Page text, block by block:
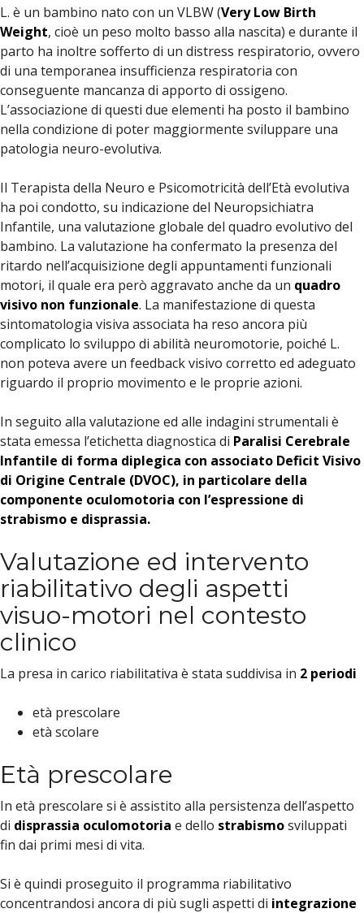
L. è un bambino nato con un VLBW (Very Low Birth
Weight, cioè un peso molto basso alla nascita) e durante il
parto ha inoltre sofferto di un distress respiratorio, ovvero
di una temporanea insufficienza respiratoria con
conseguente mancanza di apporto di ossigeno.
L’associazione di questi due elementi ha posto il bambino
nella condizione di poter maggiormente sviluppare una
patologia neuro-evolutiva.
Il Terapista della Neuro e Psicomotricità dell’Età evolutiva
ha poi condotto, su indicazione del Neuropsichiatra
Infantile, una valutazione globale del quadro evolutivo del
bambino. La valutazione ha confermato la presenza del
ritardo nell’acquisizione degli appuntamenti funzionali
motori, il quale era però aggravato anche da un quadro
visivo non funzionale. La manifestazione di questa
sintomatologia visiva associata ha reso ancora più
complicato lo sviluppo di abilità neuromotorie, poiché L.
non poteva avere un feedback visivo corretto ed adeguato
riguardo il proprio movimento e le proprie azioni.
In seguito alla valutazione ed alle indagini strumentali è
stata emessa l’etichetta diagnostica di Paralisi Cerebrale
Infantile di forma diplegica con associato Deficit Visivo
di Origine Centrale (DVOC), in particolare della
componente oculomotoria con l’espressione di
strabismo e disprassia.
Valutazione ed intervento
riabilitativo degli aspetti
visuo-motori nel contesto
clinico
La presa in carico riabilitativa è stata suddivisa in 2 periodi
età prescolare
età scolare
Età prescolare
In età prescolare si è assistito alla persistenza dell’aspetto
di disprassia oculomotoria e dello strabismosviluppati
fin dai primi mesi di vita.
Si è quindi proseguito il programma riabilitativo
concentrandosi ancora di più sugli aspetti di integrazione